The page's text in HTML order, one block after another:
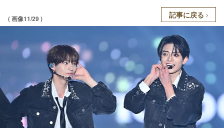
( 画像11/29 ) 記事に戻る